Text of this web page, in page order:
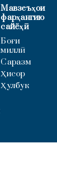
Мавзеъҳои
фарҳангию
сайёҳӣ
Боғи
миллӣ
Саразм
Ҳисор
Ҳулбук